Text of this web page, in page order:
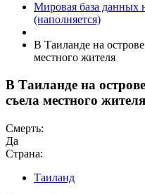
Мировая база данных
(наполняется)
В Таиланде на
местного жителя
В Таиланде на
съела местного жителя
Смерть:
Да
Страна:
Таиланд